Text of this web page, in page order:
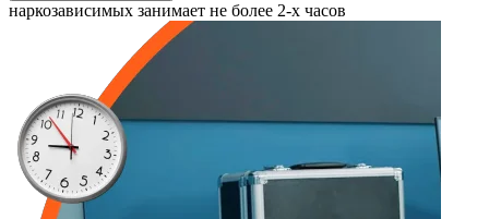
наркозависимых занимает не более 2-х часов